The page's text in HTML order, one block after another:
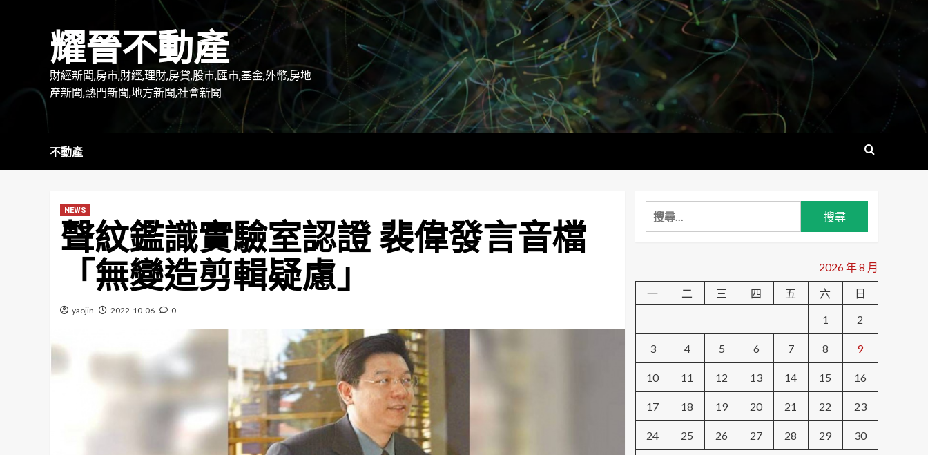
耀晉不動產
財經新聞,房市,財經,理財,房貸,股市,匯市,基金,外幣,房地
產新聞,熱門新聞,地方新聞,社會新聞
不動產
NEWS
聲紋鑑識實驗室認證 裴偉發言音檔
「無變造剪輯疑慮」
yaojin 2022-10-06 0
搜
尋
字:
2026 年 8 月
一
二 三 四 五 六
日
1
2
3 4 5 6 7 8 9
10 11 12 13 14 15 16
17 18 19 20 21 22 23
24 25 26 27 28 29 30